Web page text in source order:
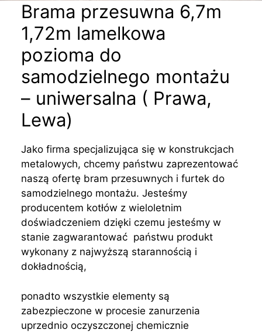
Brama przesuwna 6,7m
1,72m lamelkowa
pozioma do
samodzielnego montażu
– uniwersalna ( Prawa,
Lewa)
Jako firma specjalizująca się w konstrukcjach
metalowych, chcemy państwu zaprezentować
naszą ofertę bram przesuwnych i furtek do
samodzielnego montażu. Jesteśmy
producentem kotłów z wieloletnim
doświadczeniem dzięki czemu jesteśmy w
stanie zagwarantować państwu produkt
wykonany z najwyższą starannością i
dokładnością,
ponadto wszystkie elementy są
zabezpieczone w procesie zanurzenia
uprzednio oczyszczonej chemicznie